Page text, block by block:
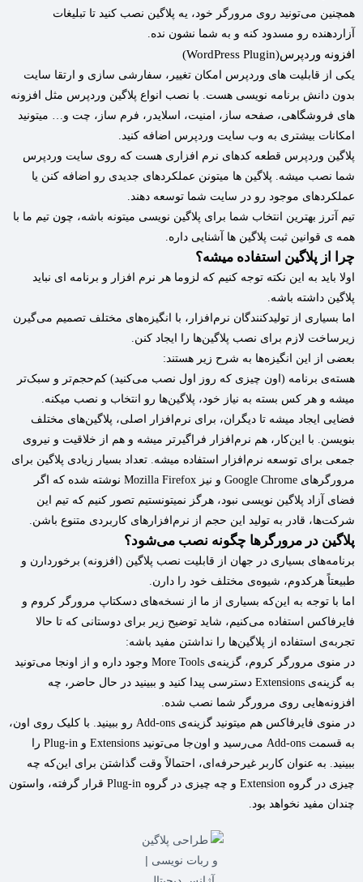
همچنین می‌تونید روی مرورگر خود، یه پلاگین نصب کنید تا تبلیغات
آزاردهنده رو مسدود کنه و به شما نشون نده.
افزونه وردپرس(WordPress Plugin)
یکی از قابلیت های وردپرس امکان تغییر، سفارشی سازی و ارتقا سایت
بدون دانش برنامه نویسی هست. با نصب انواع پلاگین وردپرس مثل افزونه
های فروشگاهی، صفحه ساز، امنیت، اسلایدر، فرم ساز، چت و… میتونید
امکانات بیشتری به وب سایت وردپرس اضافه کنید.
پلاگین وردپرس قطعه کدهای نرم افزاری هست که روی سایت وردپرس
شما نصب میشه. پلاگین ها میتونن عملکردهای جدیدی رو اضافه کنن یا
عملکردهای موجود رو در سایت شما توسعه دهند.
تیم آترز بهترین انتخاب شما برای پلاگین نویسی میتونه باشه، چون تیم ما با
همه ی قوانین ثبت پلاگین ها آشنایی داره.
چرا از پلاگین استفاده میشه؟
اولا باید به این نکته توجه کنیم که لزوما هر نرم افزار و برنامه ای نباید
پلاگین داشته باشه.
اما بسیاری از تولیدکنندگان نرم‌افزار، با انگیزه‌های مختلف تصمیم می‌گیرن
زیرساخت لازم برای نصب پلاگین‌ها را ایجاد کنن.
بعضی از این انگیزه‌ها به شرح زیر هستند:
هسته‌ی برنامه (اون چیزی که روز اول نصب می‌کنید) کم‌حجم‌تر و سبک‌تر
میشه و هر کس بسته به نیاز خود، پلاگین‌ها رو انتخاب و نصب میکنه.
فضایی ایجاد میشه تا دیگران، برای نرم‌افزار اصلی، پلاگین‌های مختلف
بنویسن. با این‌کار، هم نرم‌افزار فراگیرتر میشه و هم از خلاقیت و نیروی
جمعی برای توسعه نرم‌افزار استفاده میشه. تعداد بسیار زیادی پلاگین برای
مرورگر‌های Google Chrome و نیز Mozilla Firefox نوشته شده که اگر
فضای آزاد پلاگین نویسی نبود، هرگز نمیتونستیم تصور کنیم که تیم این
شرکت‌ها، قادر به تولید این حجم از نرم‌افزارهای کاربردی متنوع باشن.
پلاگین در مرورگرها چگونه نصب می‌شود؟
برنامه‌های بسیاری در جهان از قابلیت نصب پلاگین (افزونه) برخوردارن و
طبیعتاً هرکدوم، شیوه‌ی مختلف خود را دارن.
اما با توجه به این‌که بسیاری از ما از نسخه‌های دسکتاپ مرورگر کروم و
فایرفاکس استفاده می‌کنیم، شاید توضیح زیر برای دوستانی که تا حالا
تجربه‌ی استفاده از پلاگین‌ها را نداشتن مفید باشه:
در منوی مرورگر کروم، گزینه‌ی More Tools وجود داره و از اونجا می‌تونید
به گزینه‌ی Extensions دسترسی پیدا کنید و ببینید در حال حاضر، چه
افزونه‌هایی روی مرورگر شما نصب شده.
در منوی فایرفاکس هم میتونید گزینه‌ی Add-ons رو ببینید. با کلیک روی اون،
به قسمت Add-ons می‌رسید و اون‌جا می‌تونید Extensions و Plug-in را
ببینید. به عنوان کاربر غیرحرفه‌ای، احتمالاً وقت گذاشتن برای این‌که چه
چیزی در گروه Extension و چه چیزی در گروه Plug-in قرار گرفته، واستون
چندان مفید نخواهد بود.